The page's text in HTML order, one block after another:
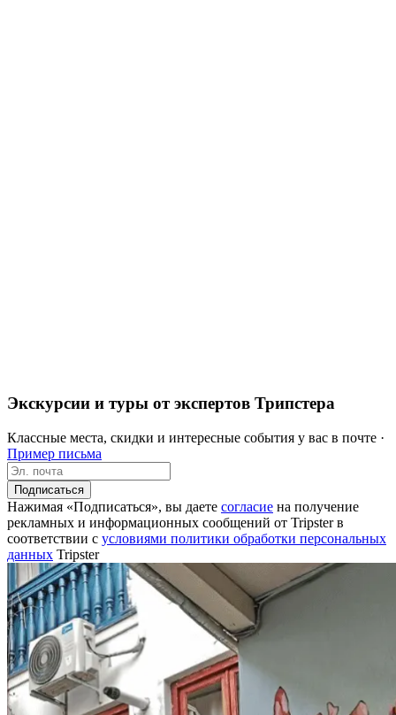
Экскурсии и туры от экспертов Трипстера
Классные места, скидки и интересные события у вас в почте ·
Пример письма
Подписаться
Нажимая «Подписаться», вы даете согласие на получение
рекламных и информационных сообщений от Tripster в
соответствии c условиями политики обработки персональных
данных Tripster